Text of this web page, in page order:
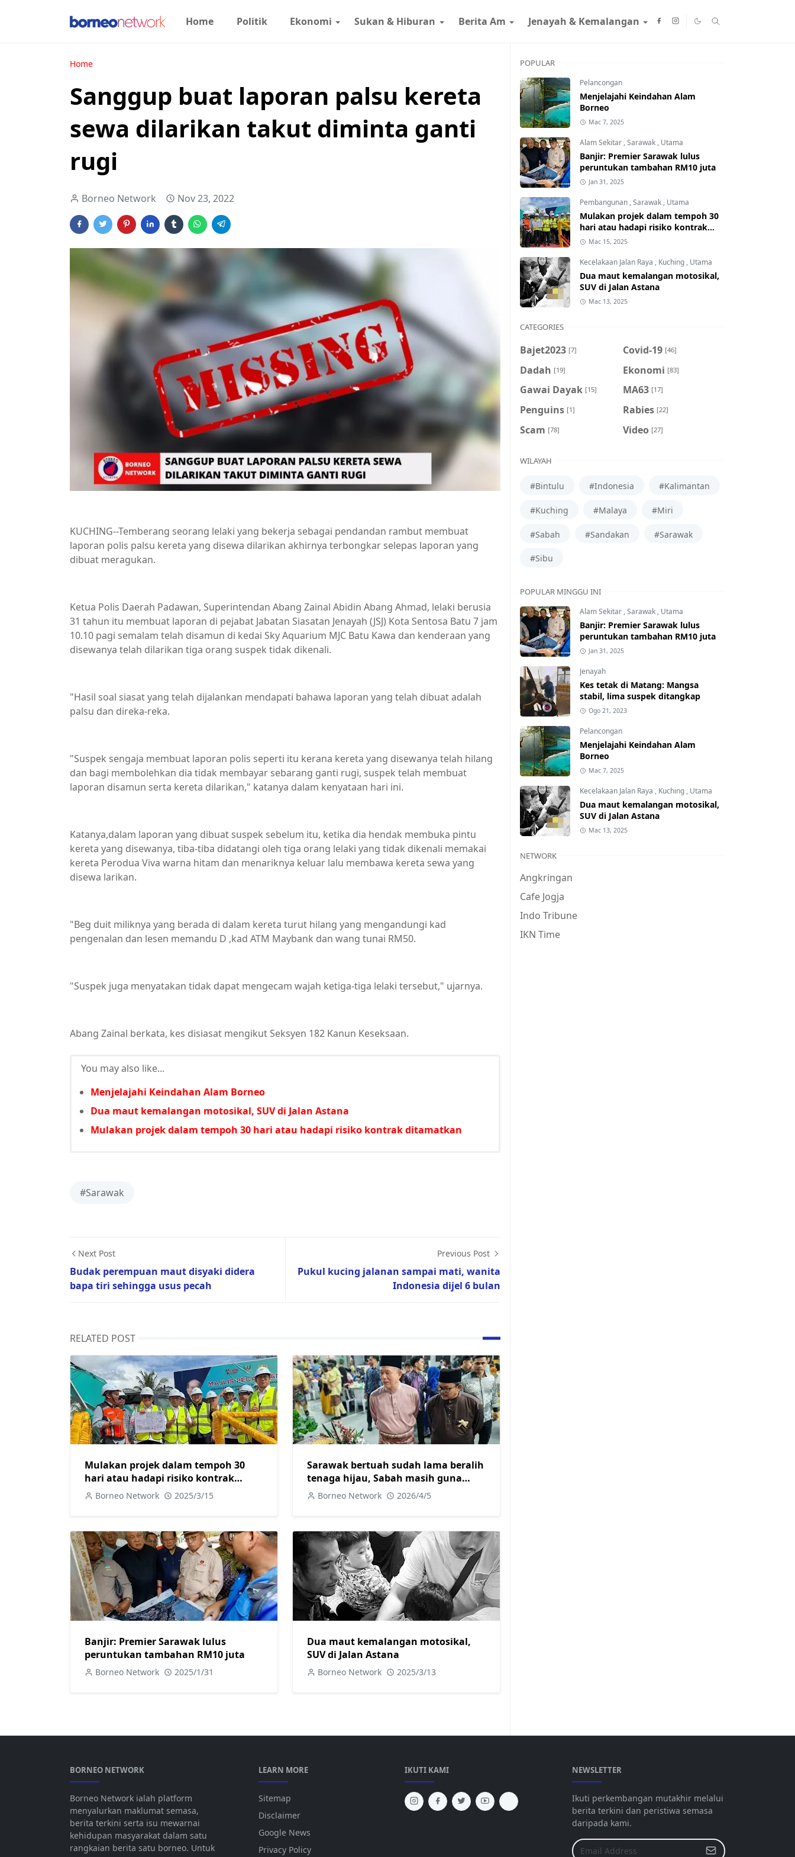
Home Politik Ekonomi Sukan & Hiburan Berita Am Jenayah & Kemalangan
Home
Sanggup buat laporan palsu kereta
sewa dilarikan takut diminta ganti
rugi
Borneo Network Nov 23, 2022
KUCHING--Temberang seorang lelaki yang bekerja sebagai pendandan rambut membuat
laporan polis palsu kereta yang disewa dilarikan akhirnya terbongkar selepas laporan yang
dibuat meragukan.
Ketua Polis Daerah Padawan, Superintendan Abang Zainal Abidin Abang Ahmad, lelaki berusia
31 tahun itu membuat laporan di pejabat Jabatan Siasatan Jenayah (JSJ) Kota Sentosa Batu 7 jam
10.10 pagi semalam telah disamun di kedai Sky Aquarium MJC Batu Kawa dan kenderaan yang
disewanya telah dilarikan tiga orang suspek tidak dikenali.
"Hasil soal siasat yang telah dijalankan mendapati bahawa laporan yang telah dibuat adalah
palsu dan direka-reka.
"Suspek sengaja membuat laporan polis seperti itu kerana kereta yang disewanya telah hilang
dan bagi membolehkan dia tidak membayar sebarang ganti rugi, suspek telah membuat
laporan disamun serta kereta dilarikan," katanya dalam kenyataan hari ini.
Katanya,dalam laporan yang dibuat suspek sebelum itu, ketika dia hendak membuka pintu
kereta yang disewanya, tiba-tiba didatangi oleh tiga orang lelaki yang tidak dikenali memakai
kereta Perodua Viva warna hitam dan menariknya keluar lalu membawa kereta sewa yang
disewa larikan.
"Beg duit miliknya yang berada di dalam kereta turut hilang yang mengandungi kad
pengenalan dan lesen memandu D ,kad ATM Maybank dan wang tunai RM50.
"Suspek juga menyatakan tidak dapat mengecam wajah ketiga-tiga lelaki tersebut," ujarnya.
Abang Zainal berkata, kes disiasat mengikut Seksyen 182 Kanun Keseksaan.
You may also like...
Menjelajahi Keindahan Alam Borneo
Dua maut kemalangan motosikal, SUV di Jalan Astana
Mulakan projek dalam tempoh 30 hari atau hadapi risiko kontrak ditamatkan
#Sarawak
Next Post
Budak perempuan maut disyaki didera
bapa tiri sehingga usus pecah
Previous Post
Pukul kucing jalanan sampai mati, wanita
Indonesia dijel 6 bulan
RELATED POST
Mulakan projek dalam tempoh 30
hari atau hadapi risiko kontrak
ditamatkan
Borneo Network 2025/3/15
Sarawak bertuah sudah lama beralih
tenaga hijau, Sabah masih guna
diesel jana kuasa elektrik
Borneo Network 2026/4/5
Banjir: Premier Sarawak lulus
peruntukan tambahan RM10 juta
Borneo Network 2025/1/31
Dua maut kemalangan motosikal,
SUV di Jalan Astana
Borneo Network 2025/3/13
POPULAR
Pelancongan
Menjelajahi Keindahan Alam
Borneo
Mac 7, 2025
Alam Sekitar ,Sarawak , Utama
Banjir: Premier Sarawak lulus
peruntukan tambahan RM10 juta
Jan 31, 2025
Pembangunan ,Sarawak , Utama
Mulakan projek dalam tempoh 30
hari atau hadapi risiko kontrak
ditamatkan
Mac 15, 2025
Kecelakaan Jalan Raya , Kuching , Utama
Dua maut kemalangan motosikal,
SUV di Jalan Astana
Mac 13, 2025
CATEGORIES
Bajet2023 [7] Covid-19 [46]
Dadah [19] Ekonomi [83]
Gawai Dayak [15] MA63 [17]
Penguins [1] Rabies [22]
Scam [78] Video [27]
WILAYAH
#Bintulu #Indonesia #Kalimantan
#Kuching #Malaya #Miri
#Sabah #Sandakan #Sarawak
#Sibu
POPULAR MINGGU INI
Alam Sekitar ,Sarawak , Utama
Banjir: Premier Sarawak lulus
peruntukan tambahan RM10 juta
Jan 31, 2025
Jenayah
Kes tetak di Matang: Mangsa
stabil, lima suspek ditangkap
Ogo 21, 2023
Pelancongan
Menjelajahi Keindahan Alam
Borneo
Mac 7, 2025
Kecelakaan Jalan Raya , Kuching , Utama
Dua maut kemalangan motosikal,
SUV di Jalan Astana
Mac 13, 2025
NETWORK
Angkringan
Cafe Jogja
Indo Tribune
IKN Time
BORNEO NETWORK
Borneo Network ialah platform
menyalurkan maklumat semasa,
berita terkini serta isu mewarnai
kehidupan masyarakat dalam satu
rangkaian berita satu borneo. Untuk
LEARN MORE
Sitemap
Disclaimer
Google News
Privacy Policy
IKUTI KAMI NEWSLETTER
Ikuti perkembangan mutakhir melalui
berita terkini dan peristiwa semasa
daripada kami.